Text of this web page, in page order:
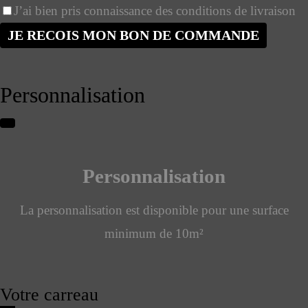
J’ai bien pris connaissance des conditions de livraison
JE RECOIS MON BON DE COMMANDE
Personnalisation
Personnalisation
La personnalisation est disponible pour une surface
minimum de 10m²
Votre carreau